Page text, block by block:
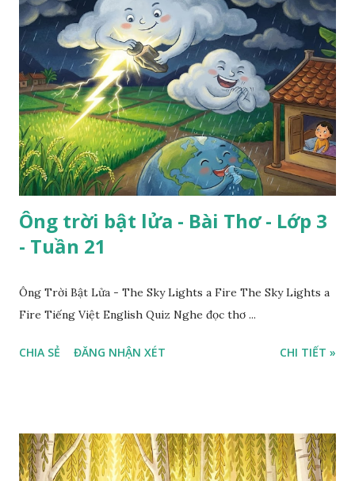
Ông trời bật lửa - Bài Thơ - Lớp 3
- Tuần 21
Ông Trời Bật Lửa - The Sky Lights a Fire The Sky Lights a
Fire Tiếng Việt English Quiz Nghe đọc thơ ...
CHIA SẺ ĐĂNG NHẬN XÉT CHI TIẾT »